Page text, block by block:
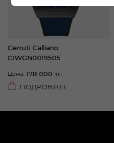
Cerruti Calliano
CIWGN0019505
Цена 178 000 тг.
ПОДРОБНЕЕ